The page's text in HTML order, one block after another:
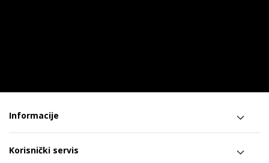
Informacije
Korisnički servis